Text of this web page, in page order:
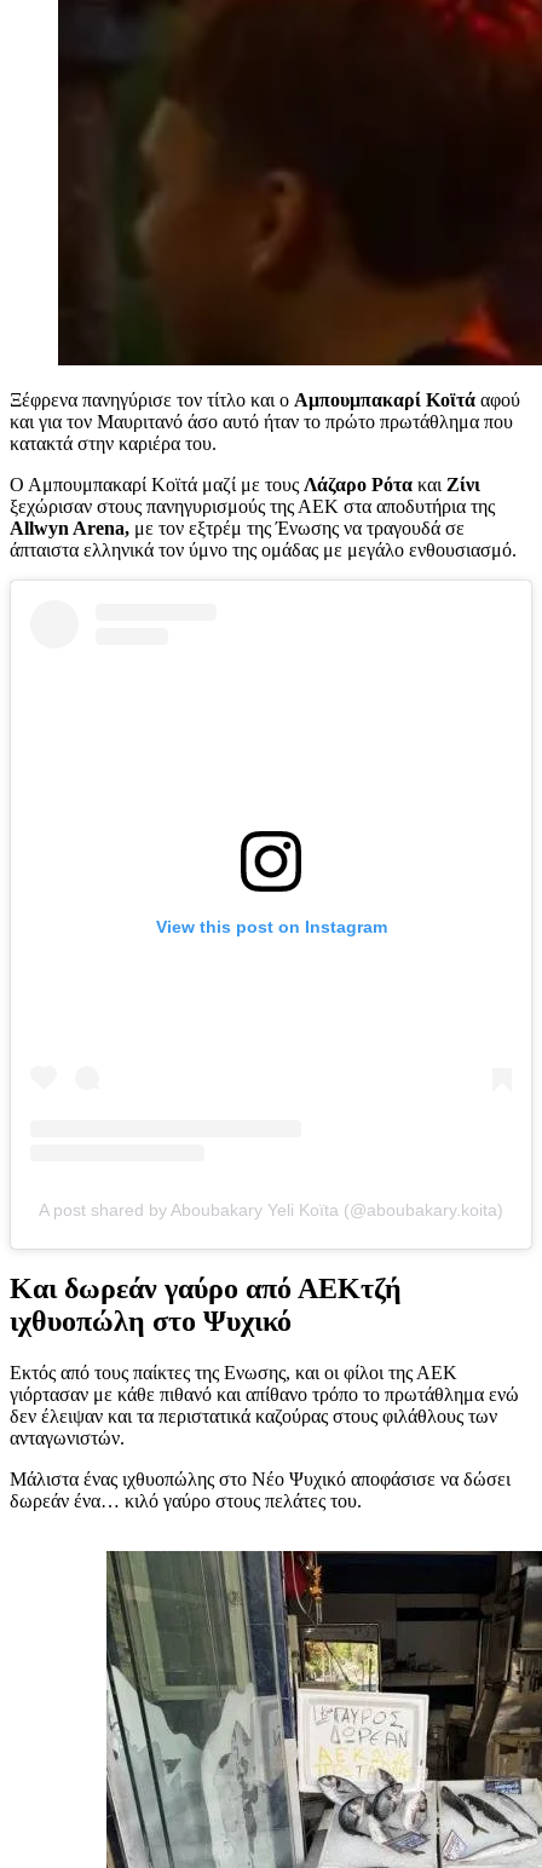
Ξέφρενα πανηγύρισε τον τίτλο και ο Αμπουμπακαρί Κοϊτά αφού
και για τον Μαυριτανό άσο αυτό ήταν το πρώτο πρωτάθλημα που
κατακτά στην καριέρα του.
Ο Αμπουμπακαρί Κοϊτά μαζί με τους Λάζαρο Ρότα και Ζίνι
ξεχώρισαν στους πανηγυρισμούς της ΑΕΚ στα αποδυτήρια της
Allwyn Arena, με τον εξτρέμ της Ένωσης να τραγουδά σε
άπταιστα ελληνικά τον ύμνο της ομάδας με μεγάλο ενθουσιασμό.
View this post on Instagram
A post shared by Aboubakary Yeli Koïta (@aboubakary.koita)
Και δωρεάν γαύρο από ΑΕΚτζή
ιχθυοπώλη στο Ψυχικό
Εκτός από τους παίκτες της Ενωσης, και οι φίλοι της ΑΕΚ
γιόρτασαν με κάθε πιθανό και απίθανο τρόπο το πρωτάθλημα ενώ
δεν έλειψαν και τα περιστατικά καζούρας στους φιλάθλους των
ανταγωνιστών.
Μάλιστα ένας ιχθυοπώλης στο Νέο Ψυχικό αποφάσισε να δώσει
δωρεάν ένα… κιλό γαύρο στους πελάτες του.